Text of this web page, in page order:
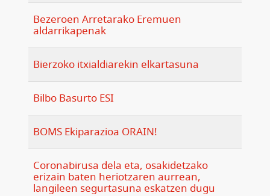
Bezeroen Arretarako Eremuen
aldarrikapenak
Bierzoko itxialdiarekin elkartasuna
Bilbo Basurto ESI
BOMS Ekiparazioa ORAIN!
Coronabirusa dela eta, osakidetzako
erizain baten heriotzaren aurrean,
langileen segurtasuna eskatzen dugu